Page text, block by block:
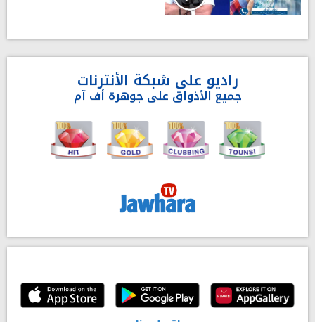
راديو على شبكة الأنترنات
جميع الأذواق على جوهرة أف آم